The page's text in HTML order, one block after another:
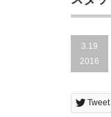
3.19
2016
Tweet